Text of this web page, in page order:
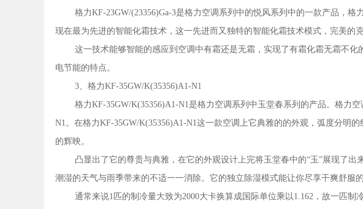
格力KF-23GW/(23356)Ga-3是格力空调系列中的悦风系列中的一款产品，格
现在最为先进的智能化霜技术，这一先进而又独特的智能化霜技术模式，完美的
这一技术能够智能的感应到空调中有霜还是无霜，实现了有霜化霜无霜不
电节能的特点。
3、格力KF-35GW/K(35356)A1-N1
格力KF-35GW/K(35356)A1-N1是格力空调系列中玉堂春系列的产品。格力
N1。在格力KF-35GW/K(35356)A1-N1这一款空调上它典雅的的外观，弧度分明
的辉映。
凸显出了它的尊贵与典雅，在它的外观设计上完将玉堂春中的“玉”展现了出
潮湿的天气与雨季带来的不适一一消除。它的独立除湿模式能让你尽享干爽舒服
通常来说1匹的制冷量大致为2000大卡换算成国际单位乘以1.162，故一匹制